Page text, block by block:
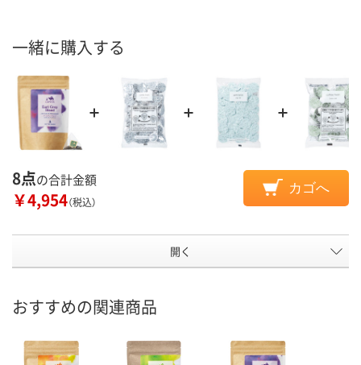
一緒に購入する
8点の合計金額
￥4,954（税込）
カゴへ
開く
おすすめの関連商品